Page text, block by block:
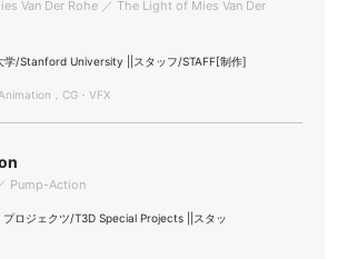
Van Der Rohe ／ The Light of Mies Van Der
学/Stanford University ||スタッフ/STAFF[制作]
，CG・VFX
Pump-Action
プロジェクツ/T3D Special Projects ||スタッ